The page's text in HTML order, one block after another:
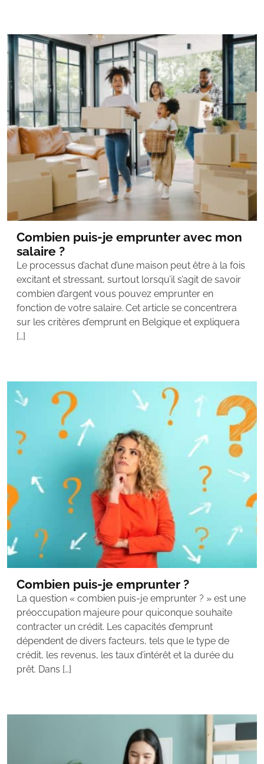
Combien puis-je emprunter avec mon
salaire ?
Le processus d’achat d’une maison peut être à la fois
excitant et stressant, surtout lorsqu’il s’agit de savoir
combien d’argent vous pouvez emprunter en
fonction de votre salaire. Cet article se concentrera
sur les critères d’emprunt en Belgique et expliquera
[…]
Combien puis-je emprunter ?
La question « combien puis-je emprunter ? » est une
préoccupation majeure pour quiconque souhaite
contracter un crédit. Les capacités d’emprunt
dépendent de divers facteurs, tels que le type de
crédit, les revenus, les taux d’intérêt et la durée du
prêt. Dans […]